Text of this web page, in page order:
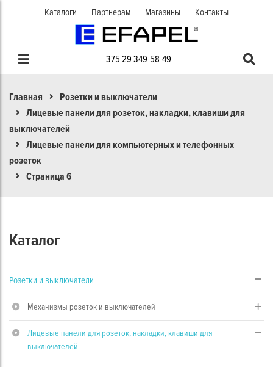
Каталоги Партнерам Магазины Контакты
+375 29 349-58-49
Главная
Розетки и выключатели
Лицевые панели для розеток, накладки, клавиши для
выключателей
Лицевые панели для компьютерных и телефонных
розеток
Страница 6
Каталог
Розетки и выключатели
Механизмы розеток и выключателей
Лицевые панели для розеток, накладки, клавиши для
выключателей